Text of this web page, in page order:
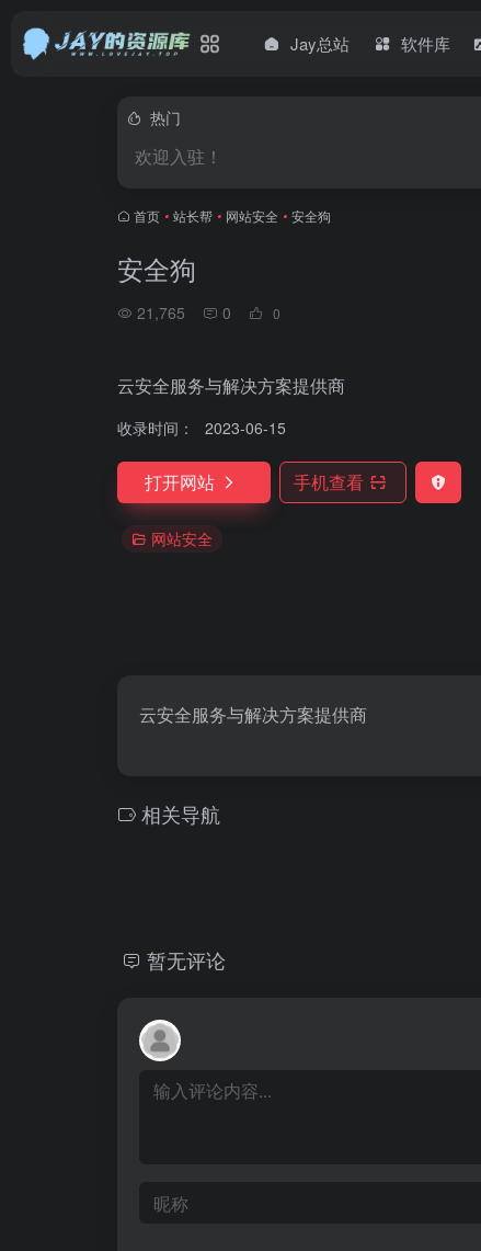
Jay总站 软件库
热门
欢迎入驻！
首页 • 站长帮 • 网站安全 • 安全狗
安全狗
21,765 0 0
云安全服务与解决方案提供商
收录时间： 2023-06-15
打开网站 手机查看
网站安全
云安全服务与解决方案提供商
相关导航
暂无评论